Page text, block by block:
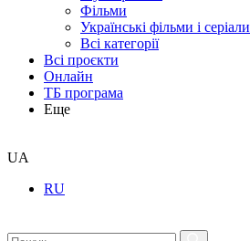
Фільми
Українські фільми і серіали
Всі категорії
Всі проєкти
Онлайн
ТБ програма
Еще
UA
RU